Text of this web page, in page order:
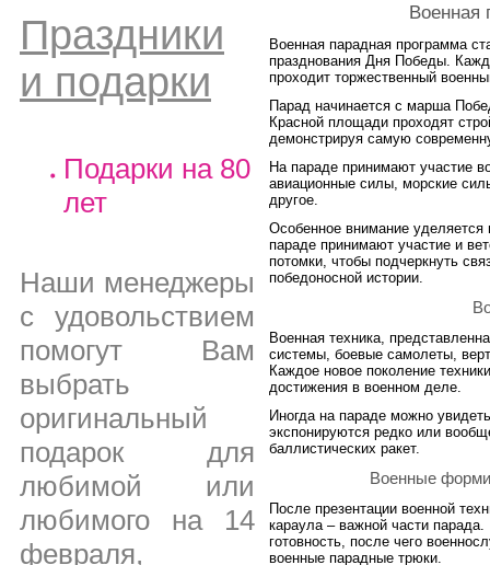
Праздники
и подарки
Подарки на 80
лет
Наши менеджеры
с удовольствием
помогут Вам
выбрать
оригинальный
подарок для
любимой или
любимого на 14
февраля,
Военная
Военная парадная программа
празднования Дня Победы.
проходит торжественный
Парад начинается с марша
Красной площади проходят
демонстрируя самую
На параде принимают участие
авиационные силы, морские
другое.
Особенное внимание
параде принимают участие и
потомки, чтобы подчеркнуть
победоносной истории.
Военная техника,
системы, боевые самолеты,
Каждое новое поколение
достижения в военном деле.
Иногда на параде можно
экспонируются редко или
баллистических ракет.
Военные
После презентации военной
караула – важной части
готовность, после чего
военные парадные трюки.